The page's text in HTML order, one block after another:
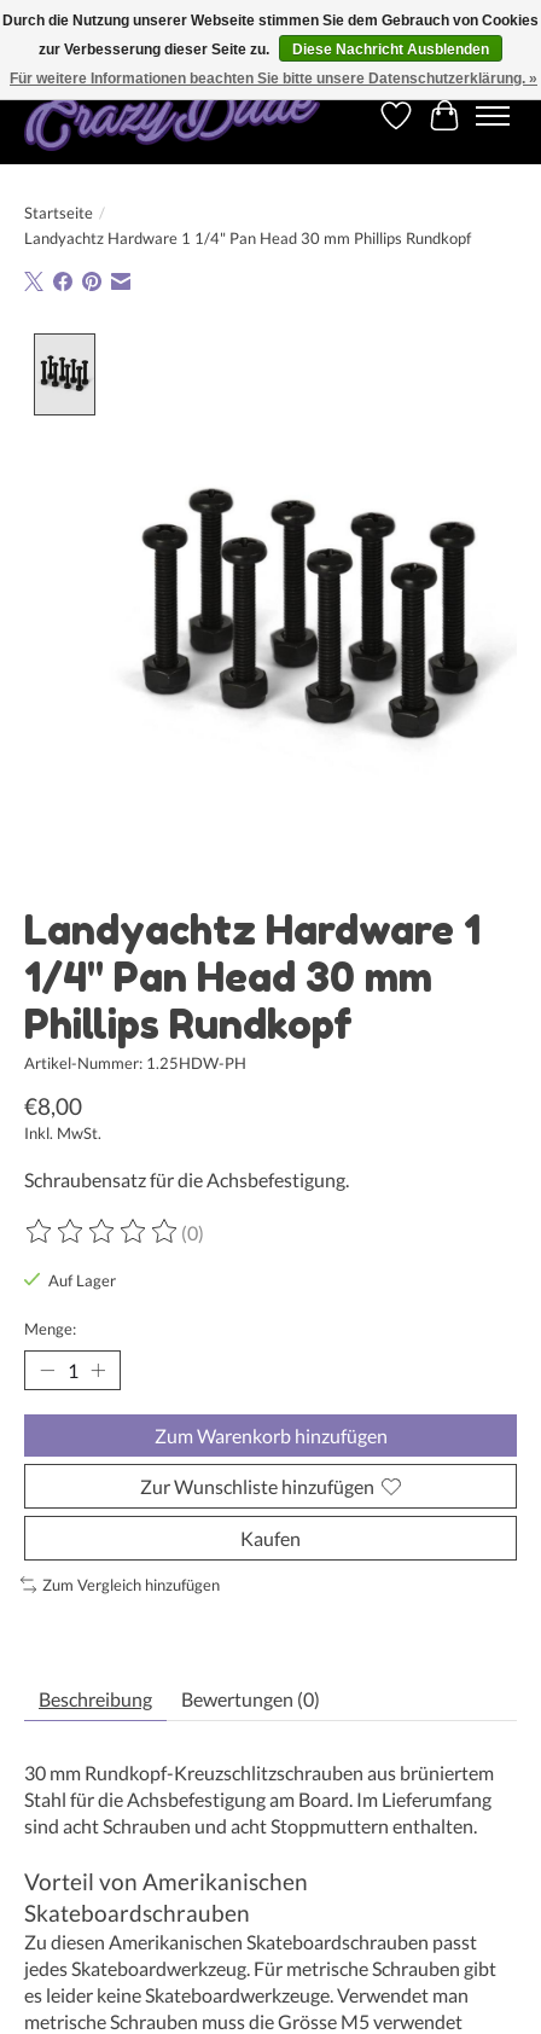
Kostenfreier Versand für Bestellungen ab 250 €. Weltweite Lieferung!
Wunschzettel
Ihr
Startseite /
Landyachtz Hardware 1 1/4" Pan Head 30 mm Phillips Rundkopf
Landyachtz Hardware 1
1/4" Pan Head 30 mm
Phillips Rundkopf
Artikel-Nummer: 1.25HDW-PH
€8,00
Inkl. MwSt.
Schraubensatz für die Achsbefestigung.
Die Bewertung dieses Produkts ist
(0)
Auf Lager
Menge:
Zum Warenkorb hinzufügen
Zur Wunschliste hinzufügen
Kaufen
Zum Vergleich hinzufügen
Beschreibung Bewertungen (0)
30 mm Rundkopf-Kreuzschlitzschrauben aus brüniertem
Stahl für die Achsbefestigung am Board. Im Lieferumfang
sind acht Schrauben und acht Stoppmuttern enthalten.
Vorteil von Amerikanischen
Skateboardschrauben
Zu diesen Amerikanischen Skateboardschrauben passt
jedes Skateboardwerkzeug. Für metrische Schrauben gibt
es leider keine Skateboardwerkzeuge. Verwendet man
metrische Schrauben muss die Grösse M5 verwendet
Durch die Nutzung unserer Webseite stimmen Sie dem Gebrauch von Cookies
zur Verbesserung dieser Seite zu.
Diese Nachricht Ausblenden
Für weitere Informationen beachten Sie bitte unsere Datenschutzerklärung. »